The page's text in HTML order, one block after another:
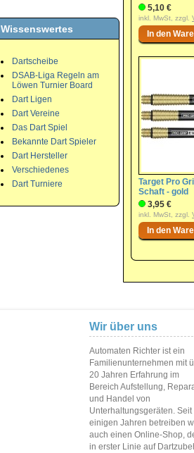
Wissenswertes
Dartscheibe
DSAB-Liga Regeln am
Löwen Turnier Board
Dart Ligen
Dart Vereine
Das Dart Spiel
Bekannte Dart Spieler
Dart Hersteller
Verschiedenes
Dart Turniere
5,10 €
inkl. MwSt, zzgl.
Target Pro
Schaft - gold
3,95 €
inkl. MwSt, zzgl.
Wir über uns
Automaten Richter ist ein
Familienunternehmen mit
20 Jahren Erfahrung im
Bereich Aufstellung,
und Handel von
Unterhaltungsgeräten. Seit
einigen Jahren betreiben
auch einen Online-Shop,
in erster Linie auf